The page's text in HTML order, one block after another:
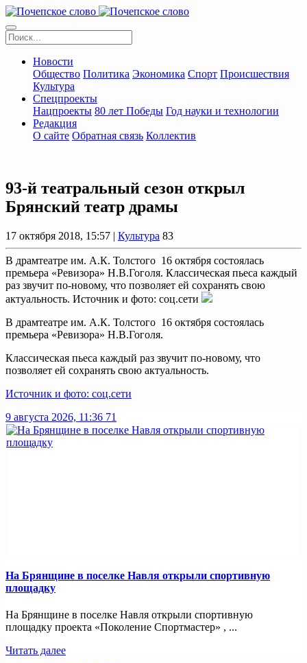
Новости
Общество Политика Экономика Спорт Происшествия
Культура
Спецпроекты
Нацпроекты 80 лет Победы Год науки и технологии
Редакция
О сайте Обратная связь Коллектив
93-й театральный сезон открыл
Брянский театр драмы
17 октября 2018, 15:57 | Культура 83
В драмтеатре им. А.К. Толстого 16 октября состоялась
премьера «Ревизора» Н.В.Гоголя. Классическая пьеса каждый
раз звучит по-новому, что позволяет ей сохранять свою
актуальность. Источник и фото: соц.сети
В драмтеатре им. А.К. Толстого 16 октября состоялась
премьера «Ревизора» Н.В.Гоголя.
Классическая пьеса каждый раз звучит по-новому, что
позволяет ей сохранять свою актуальность.
Источник и фото: соц.сети
9 августа 2026, 11:36 71
На Брянщине в поселке Навля открыли спортивную
площадку
На Брянщине в поселке Навля открыли спортивную
площадку проекта «Поколение Спортмастер» , ...
Читать далее